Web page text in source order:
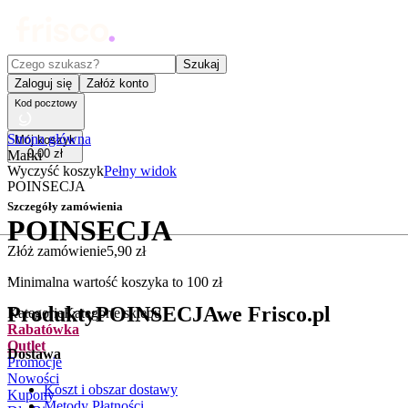
Czego szukasz?
Szukaj
Zaloguj się
Załóż konto
Kod pocztowy
Mój koszyk
0,00 zł
Wyczyść koszykPełny widok
Szczegóły zamówienia
Złóż zamówienie5,90 zł
Minimalna wartość koszyka to 100 zł
KategorieKategorie sklepu
Rabatówka
Outlet
Promocje
Nowości
Kupony
Strona główna
Marki
POINSECJA
POINSECJA
.
ProduktyPOINSECJAwe Frisco.pl
Dostawa
Koszt i obszar dostawy